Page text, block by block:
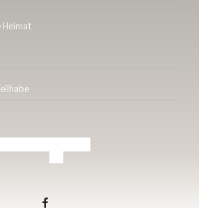
Heimat